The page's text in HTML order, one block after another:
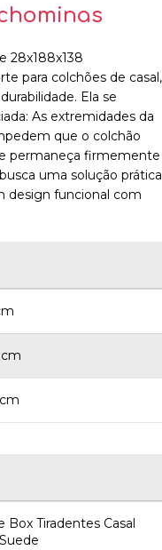
28x188x138
para colchões de casal,
Ela se
As extremidades da
que o colchão
permaneça firmemente
uma solução prática
design funcional com
Box Tiradentes Casal